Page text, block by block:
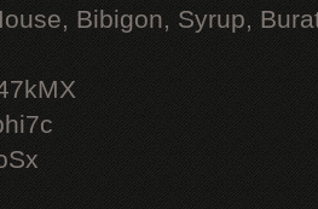
Bibigon, Syrup,